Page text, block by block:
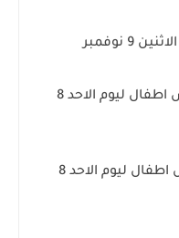
نوفمبر
تحضير المستوي الثانى رياض اطفال ليوم الاحد 8
تحضير المستوي الاول رياض اطفال ليوم الاحد 8